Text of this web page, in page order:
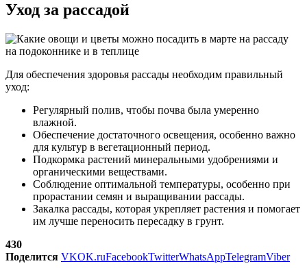
Уход за рассадой
Для обеспечения здоровья рассады необходим правильный
уход:
Регулярный полив, чтобы почва была умеренно
влажной.
Обеспечение достаточного освещения, особенно важно
для культур в вегетационный период.
Подкормка растений минеральными удобрениями и
органическими веществами.
Соблюдение оптимальной температуры, особенно при
прорастании семян и выращивании рассады.
Закалка рассады, которая укрепляет растения и помогает
им лучше переносить пересадку в грунт.
430
Поделится VKOK.ruFacebookTwitterWhatsAppTelegramViber